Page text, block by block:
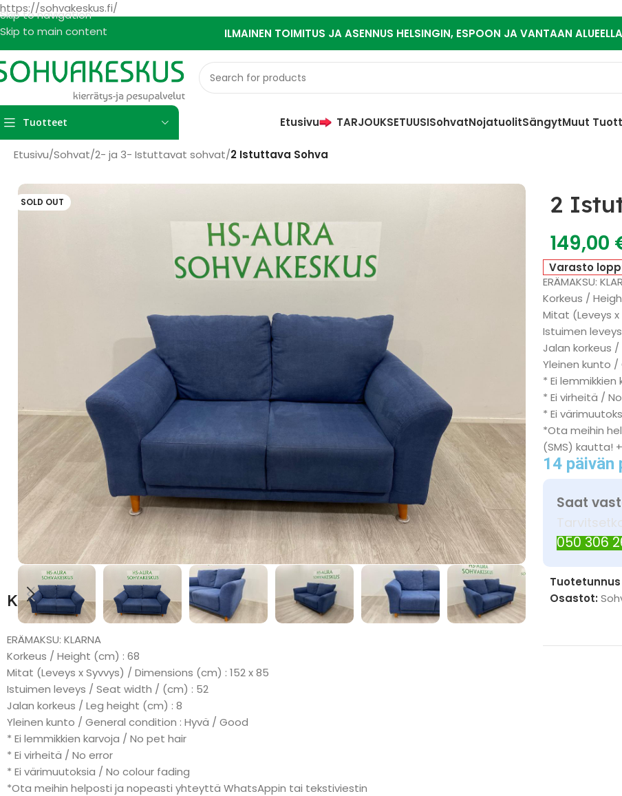
https://sohvakeskus.fi/
Skip to navigation
Skip to main content
ILMAINEN TOIMITUS JA ASENNUS HELSINGIN, ESPOON JA VANTAAN
Tuotteet Etusivu TARJOUKSETUUSISohvatNojatuolitSängytMuut
Etusivu/Sohvat/2- ja 3- Istuttavat sohvat/2 Istuttava Sohva
SOLD OUT 2
149,00
Varasto
ERÄMAKSU:
Korkeus /
Mitat (Leveys x
Istuimen
Jalan korkeus
Yleinen kunto
* Ei
* Ei virheitä /
* Ei
*Ota meihin
(SMS) kautta!
14 päivän
Saat
050 306
Osastot:
Kuvaus
ERÄMAKSU: KLARNA
Korkeus / Height (cm) : 68
Mitat (Leveys x Syvvys) / Dimensions (cm) : 152 x 85
Istuimen leveys / Seat width / (cm) : 52
Jalan korkeus / Leg height (cm) : 8
Yleinen kunto / General condition : Hyvä / Good
* Ei lemmikkien karvoja / No pet hair
* Ei virheitä / No error
* Ei värimuutoksia / No colour fading
*Ota meihin helposti ja nopeasti yhteyttä WhatsAppin tai tekstiviestin